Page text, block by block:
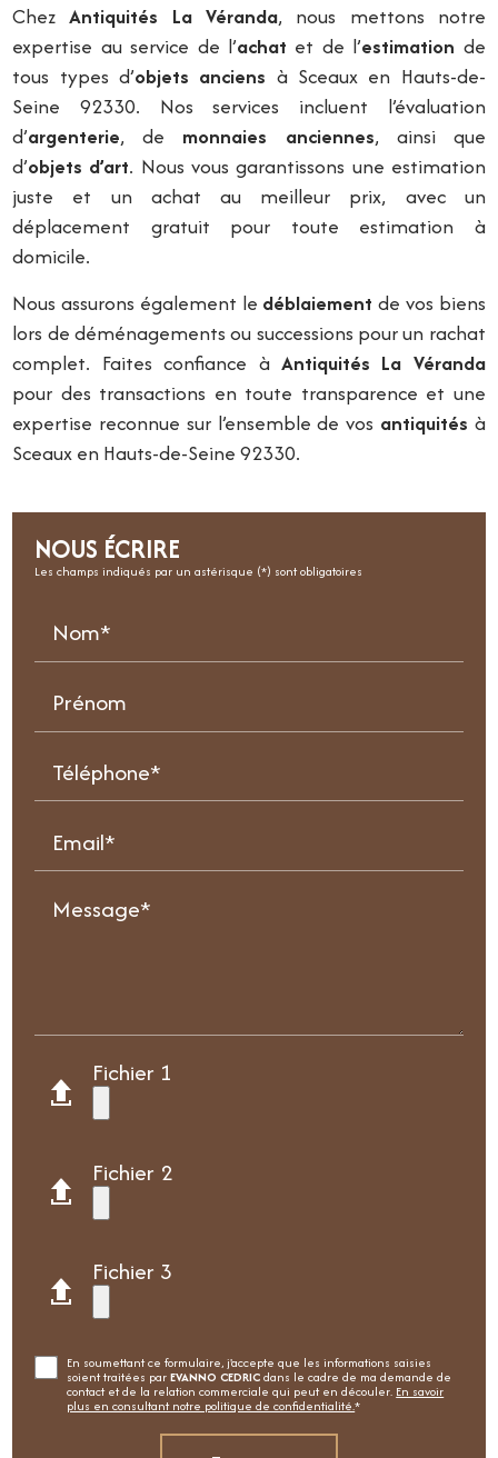
ChezAntiquités La Véranda, nous mettons notre
expertise au service de l’achat et de l’estimation de
tous types d’objets anciens à Sceaux en Hauts-de-
Seine 92330. Nos services incluent l’évaluation
d’argenterie, de monnaies anciennes, ainsi que
d’objets d’art. Nous vous garantissons une estimation
juste et un achat au meilleur prix, avec un
déplacement gratuit pour toute estimation à
domicile.
Nous assurons également le déblaiement de vos biens
lors de déménagements ou successions pour un rachat
complet. Faites confiance à Antiquités La Véranda
pour des transactions en toute transparence et une
expertise reconnue sur l’ensemble de vos antiquités à
Sceaux en Hauts-de-Seine 92330.
NOUS ÉCRIRE
Les champs indiqués par un astérisque (*) sont obligatoires
Nom*
Prénom
Téléphone*
Email*
Message*
Fichier 1
Fichier 2
Fichier 3
En soumettant ce formulaire, j'accepte que les informations saisies
soient traitées parEVANNO CEDRICdans le cadre de ma demande de
contact et de la relation commerciale qui peut en découler. En savoir
plus en consultant notre politique de confidentialité.*